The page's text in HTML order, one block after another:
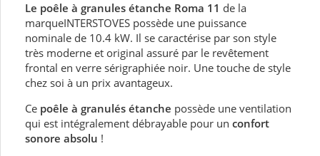
Le poêle à granules étanche Roma 11 de la
marqueINTERSTOVES possède une puissance
nominale de 10.4 kW. Il se caractérise par son style
très moderne et original assuré par le revêtement
frontal en verre sérigraphiée noir. Une touche de style
chez soi à un prix avantageux.
Ce poêle à granulés étanche possède une ventilation
qui est intégralement débrayable pour un confort
sonore absolu !